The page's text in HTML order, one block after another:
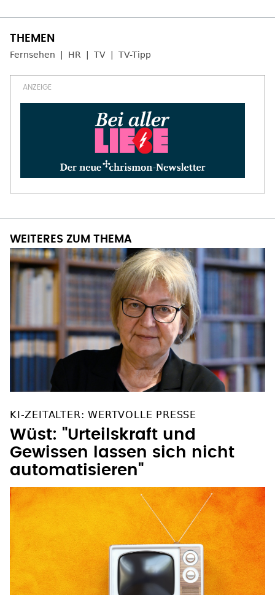
Fernsehen HR TV TV-Tipp
WEITERES ZUM THEMA
KI-ZEITALTER: WERTVOLLE PRESSE
Wüst: "Urteilskraft und
Gewissen lassen sich nicht
automatisieren"